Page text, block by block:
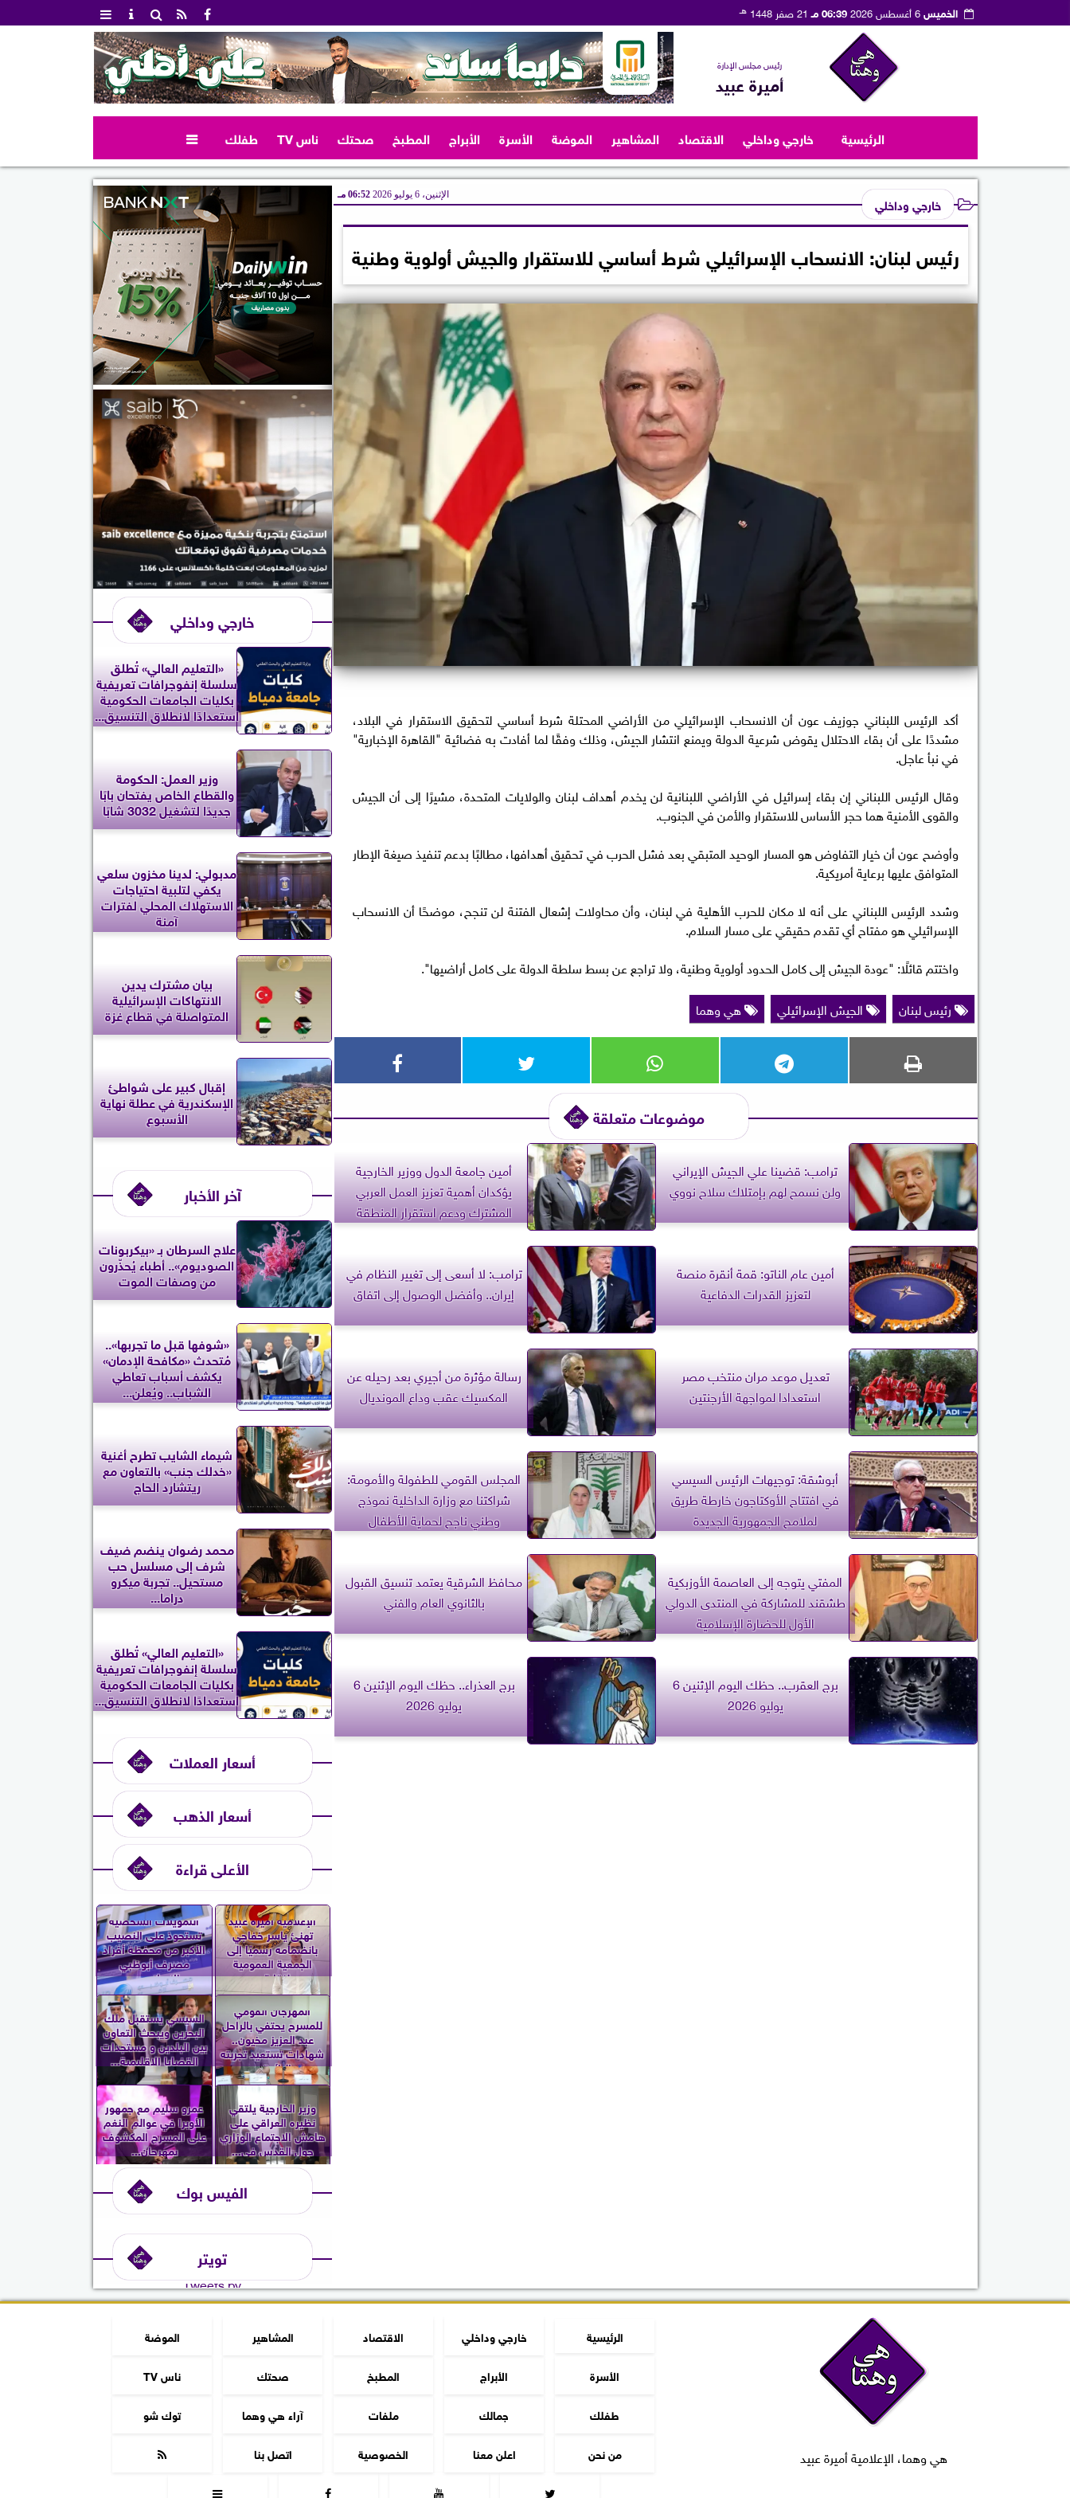
الخميس6 أغسطس 2026 06:39 مـ 21 صفر 1448 هـ
رئيس مجلس الإدارة
أميرة عبيد
الرئيسية خارجي وداخلي الاقتصاد المشاهير الموضة الأسرة الأبراج المطبخ صحتك ناس TV طفلك 
خارجي وداخلي الإثنين، 6 يوليو 2026 06:52 مـ
رئيس لبنان: الانسحاب الإسرائيلي شرط أساسي للاستقرار والجيش أولوية وطنية
أكد الرئيس اللبناني جوزيف عون أن الانسحاب الإسرائيلي من الأراضي المحتلة شرط أساسي لتحقيق الاستقرار في البلاد،
مشددًا على أن بقاء الاحتلال يقوض شرعية الدولة ويمنع انتشار الجيش، وذلك وفقًا لما أفادت به فضائية "القاهرة الإخبارية"
في نبأ عاجل.
وقال الرئيس اللبناني إن بقاء إسرائيل في الأراضي اللبنانية لن يخدم أهداف لبنان والولايات المتحدة، مشيرًا إلى أن الجيش
والقوى الأمنية هما حجر الأساس للاستقرار والأمن في الجنوب.
وأوضح عون أن خيار التفاوض هو المسار الوحيد المتبقي بعد فشل الحرب في تحقيق أهدافها، مطالبًا بدعم تنفيذ صيغة الإطار
المتوافق عليها برعاية أمريكية.
وشدد الرئيس اللبناني على أنه لا مكان للحرب الأهلية في لبنان، وأن محاولات إشعال الفتنة لن تنجح، موضحًا أن الانسحاب
الإسرائيلي هو مفتاح أي تقدم حقيقي على مسار السلام.
واختتم قائلًا: "عودة الجيش إلى كامل الحدود أولوية وطنية، ولا تراجع عن بسط سلطة الدولة على كامل أراضيها".
رئيس لبنان
الجيش الإسرائيلي هي وهما
موضوعات متعلقة
ترامب: قضينا علي الجيش الإيراني
ولن نسمح لهم بإمتلاك سلاح نووي
أمين جامعة الدول ووزير الخارجية
يؤكدان أهمية تعزيز العمل العربي
المشترك ودعم استقرار المنطقة
أمين عام الناتو: قمة أنقرة منصة
لتعزيز القدرات الدفاعية
ترامب: لا أسعى إلى تغيير النظام في
إيران.. وأفضل الوصول إلى اتفاق
تعديل موعد مران منتخب مصر
استعدادا لمواجهة الأرجنتين
رسالة مؤثرة من أجيري بعد رحيله عن
المكسيك عقب وداع المونديال
أبوشقة: توجيهات الرئيس السيسي
في افتتاح الأوكتاجون خارطة طريق
لملامح الجمهورية الجديدة
المجلس القومي للطفولة والأمومة:
شراكتنا مع وزارة الداخلية نموذج
وطني ناجح لحماية الأطفال
المفتي يتوجه إلى العاصمة الأوزبكية
طشقند للمشاركة في المنتدى الدولي
الأول للحضارة الإسلامية
محافظ الشرقية يعتمد تنسيق القبول
بالثانوي العام والفني
برج العقرب.. حظك اليوم الإثنين 6
يوليو 2026
برج العذراء.. حظك اليوم الإثنين 6
يوليو 2026
خارجي وداخلي
«التعليم العالي» تُطلق
سلسلة إنفوجرافات تعريفية
بكليات الجامعات الحكومية
استعدادًا لانطلاق التنسيق...
وزير العمل: الحكومة
والقطاع الخاص يفتحان بابًا
جديدًا لتشغيل 3032 شابًا
مدبولي: لدينا مخزون سلعي
يكفي لتلبية احتياجات
الاستهلاك المحلي لفترات
آمنة
بيان مشترك يدين
الانتهاكات الإسرائيلية
المتواصلة في قطاع غزة
إقبال كبير على شواطئ
الإسكندرية في عطلة نهاية
الأسبوع
آخر الأخبار
علاج السرطان بـ «بيكربونات
الصوديوم».. أطباء يُحذّرون
من وصفات الموت
«شوفها قبل ما تجربها»..
مُتحدث «مكافحة الإدمان»
يكشف أسباب تعاطي
الشباب.. ويُعلن...
شيماء الشايب تطرح أغنية
«خدلك جنب» بالتعاون مع
ريتشارد الحاج
محمد رضوان ينضم ضيف
شرف إلى مسلسل حب
مستحيل.. تجربة ميكرو
دراما...
«التعليم العالي» تُطلق
سلسلة إنفوجرافات تعريفية
بكليات الجامعات الحكومية
استعدادًا لانطلاق التنسيق...
أسعار العملات
أسعار الذهب
الأعلى قراءة
الإعلامية أميرة عبيد
تهنئ ياسر خفاجي
بانضمامه رسميًا إلى
الجمعية العمومية
لنقابة...
التمويلات الشخصية
تستحوذ على النصيب
الأكبر من محفظة أفراد
مصرف أبوظبي
الإسلامي...
المهرجان القومي
للمسرح يحتفي بالراحل
عبد العزيز مخيون..
شهادات تستعيد تجربته
الرائدة...
السيسي يستقبل ملك
البحرين ويبحث التعاون
بين البلدين و مستجدات
القضايا الإقليمية...
وزير الخارجية يلتقي
نظيره العراقي على
هامش الاجتماع الوزاري
حول القدس في...
عمرو سليم مع جمهور
الأوبرا في عوالم النغم
على المسرح المكشوف
بمهرجان...
الفيس بوك
تويتر
Tweets by
هي وهما، الإعلامية أميرة عبيد
الرئيسية خارجي وداخلي الاقتصاد المشاهير
الموضة
الأسرة
الأبراج المطبخ صحتك
ناس TV
طفلك
جمالك ملفات آراء هي وهما
توك شو
من نحن
اعلن معنا الخصوصية اتصل بنا




